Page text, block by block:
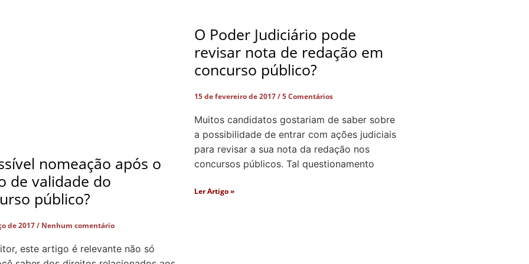
nomeação após o
de validade do
público?
de 2017 Nenhum comentário
este artigo é relevante não só
O Poder Judiciário pode
revisar nota de redação em
concurso público?
15 de fevereiro de 2017 5 Comentários
Muitos candidatos gostariam de saber sobre
a possibilidade de entrar com ações judiciais
para revisar a sua nota da redação nos
concursos públicos. Tal questionamento
Ler Artigo »